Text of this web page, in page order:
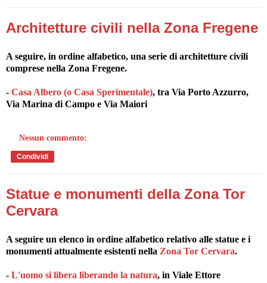
Architetture civili nella Zona Fregene
A seguire, in ordine alfabetico, una serie di architetture civili
comprese nella Zona Fregene.
- Casa Albero (o Casa Sperimentale), tra Via Porto Azzurro,
Via Marina di Campo e Via Maiori
Nessun commento:
Condividi
Statue e monumenti della Zona Tor
Cervara
A seguire un elenco in ordine alfabetico relativo alle statue e i
monumenti attualmente esistenti nella Zona Tor Cervara.
- L'uomo si libera liberando la natura, in Viale Ettore